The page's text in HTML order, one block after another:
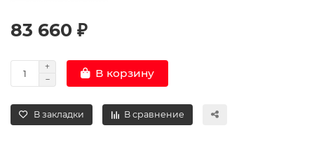
83 660 ₽
В корзину
В закладки В сравнение